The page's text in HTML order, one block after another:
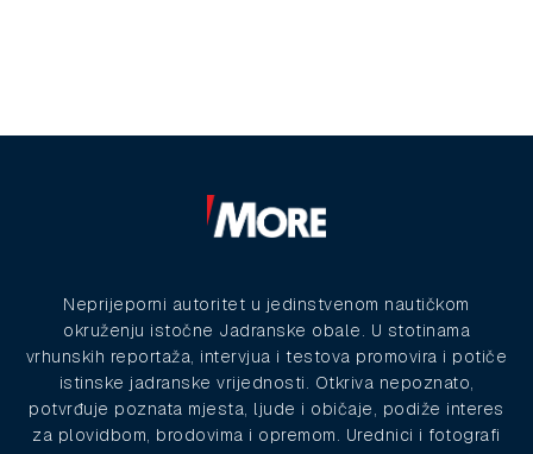
Neprijeporni autoritet u jedinstvenom nautičkom
okruženju istočne Jadranske obale. U stotinama
vrhunskih reportaža, intervjua i testova promovira i potiče
istinske jadranske vrijednosti. Otkriva nepoznato,
potvrđuje poznata mjesta, ljude i običaje, podiže interes
za plovidbom, brodovima i opremom. Urednici i fotografi